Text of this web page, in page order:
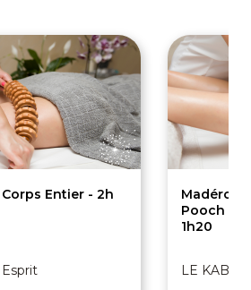
Entier - 2h
Pooch Up
1h20
LE KAB -